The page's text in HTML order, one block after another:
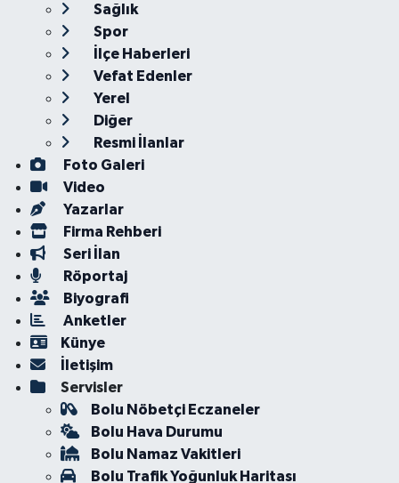
Sağlık
Spor
İlçe Haberleri
Vefat Edenler
Yerel
Diğer
Resmi İlanlar
Foto Galeri
Video
Yazarlar
Firma Rehberi
Seri İlan
Röportaj
Biyografi
Anketler
Künye
İletişim
Servisler
Bolu Nöbetçi Eczaneler
Bolu Hava Durumu
Bolu Namaz Vakitleri
Bolu Trafik Yoğunluk Haritası